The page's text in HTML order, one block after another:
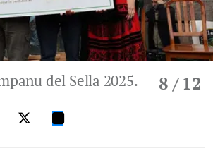
8 / 12
del Sella 2025.